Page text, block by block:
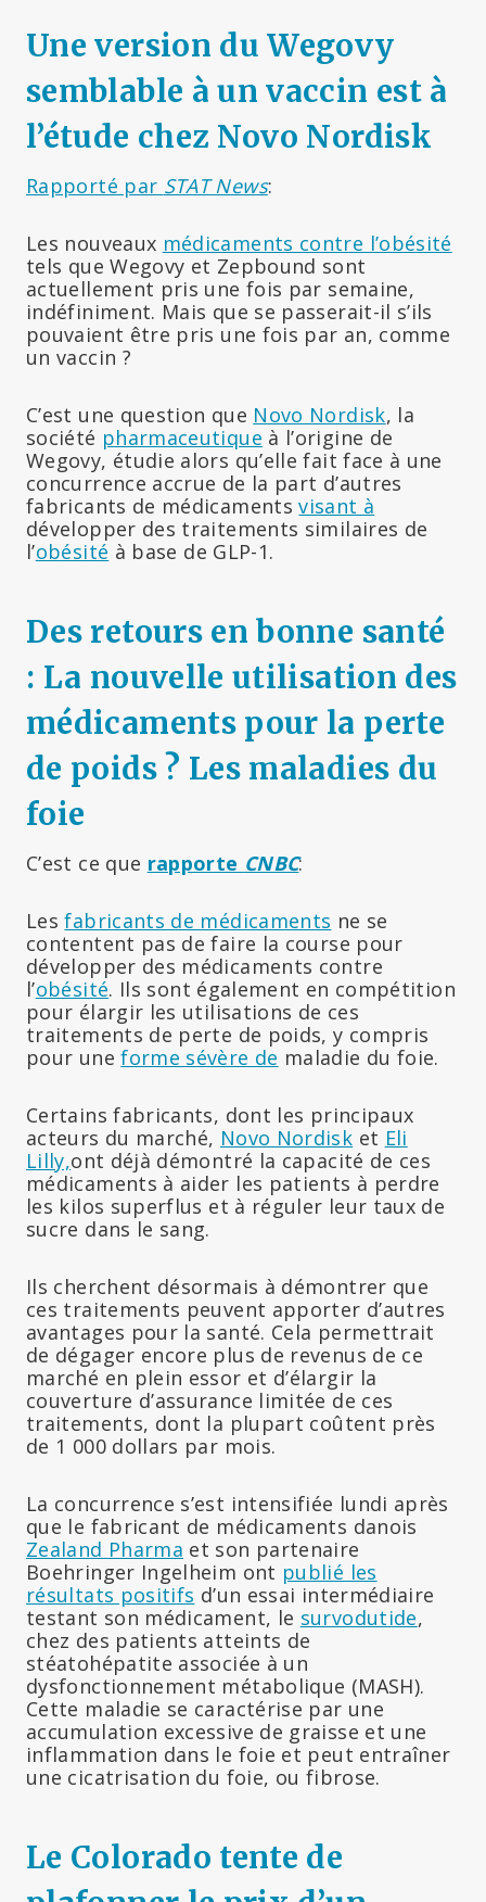
Une version du Wegovy
semblable à un vaccin est à
l’étude chez Novo Nordisk
Rapporté par STAT News:
Les nouveaux médicaments contre l’obésité
tels que Wegovy et Zepbound sont
actuellement pris une fois par semaine,
indéfiniment. Mais que se passerait-il s’ils
pouvaient être pris une fois par an, comme
un vaccin ?
C’est une question que Novo Nordisk, la
société pharmaceutique à l’origine de
Wegovy, étudie alors qu’elle fait face à une
concurrence accrue de la part d’autres
fabricants de médicamentsvisant à
développer des traitements similaires de
l’obésité à base de GLP-1.
Des retours en bonne santé
: La nouvelle utilisation des
médicaments pour la perte
de poids ? Les maladies du
foie
C’est ce que rapporte CNBC:
Lesfabricants de médicaments ne se
contentent pas de faire la course pour
développer des médicaments contre
l’obésité. Ils sont également en compétition
pour élargir les utilisations de ces
traitements de perte de poids, y compris
pour uneforme sévère de maladie du foie.
Certains fabricants, dont les principaux
acteurs du marché, Novo Nordisk et Eli
Lilly,ont déjà démontré la capacité de ces
médicaments à aider les patients à perdre
les kilos superflus et à réguler leur taux de
sucre dans le sang.
Ils cherchent désormais à démontrer que
ces traitements peuvent apporter d’autres
avantages pour la santé. Cela permettrait
de dégager encore plus de revenus de ce
marché en plein essor et d’élargir la
couverture d’assurance limitée de ces
traitements, dont la plupart coûtent près
de 1 000 dollars par mois.
La concurrence s’est intensifiée lundi après
que le fabricant de médicaments danois
Zealand Pharma et son partenaire
Boehringer Ingelheim ont publié les
résultats positifs d’un essai intermédiaire
testant son médicament, le survodutide,
chez des patients atteints de
stéatohépatite associée à un
dysfonctionnement métabolique (MASH).
Cette maladie se caractérise par une
accumulation excessive de graisse et une
inflammation dans le foie et peut entraîner
une cicatrisation du foie, ou fibrose.
Le Colorado tente de